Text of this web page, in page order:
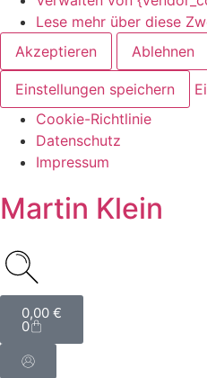
Lese mehr über diese
Akzeptieren
Ablehnen
Einstellungen speichern
Cookie-Richtlinie
Datenschutz
Impressum
Martin Klein
0,00 €
0